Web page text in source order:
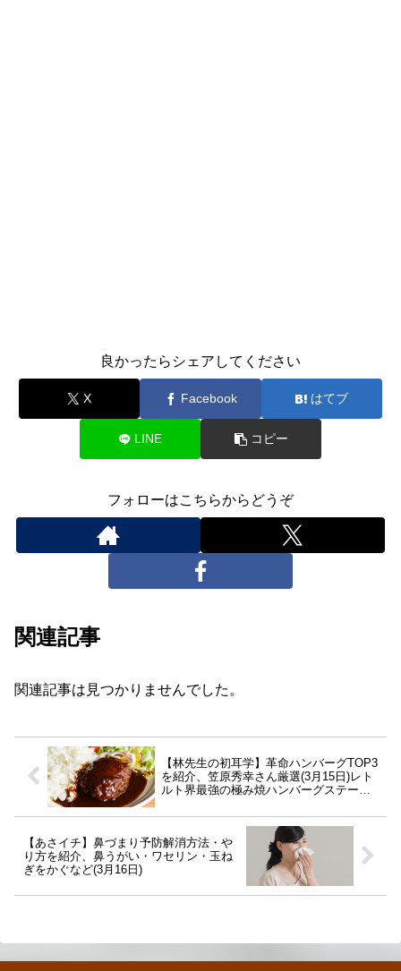
良かったらシェアしてください
X Facebook はてブ
LINE コピー
フォローはこちらからどうぞ
関連記事
関連記事は見つかりませんでした。
【林先生の初耳学】革命ハンバーグTOP3
を紹介、笠原秀幸さん厳選(3月15日)レト
ルト界最強の極み焼ハンバーグステーキ
【あさイチ】鼻づまり予防解消方法・や
り方を紹介、鼻うがい・ワセリン・玉ね
ぎをかぐなど(3月16日)